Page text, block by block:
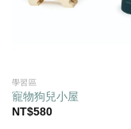
學習區
寵物狗兒小屋
NT$580